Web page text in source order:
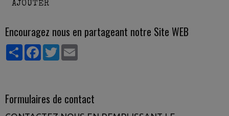
AJOUTER
Encouragez nous en partageant notre Site WEB
PartagerFacebookTwitter
Formulaires de contact